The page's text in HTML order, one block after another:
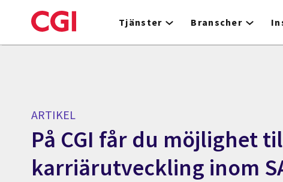
to
Tjänster Branscher
ARTIKEL
På CGI får du möjlighet
karriärutveckling inom